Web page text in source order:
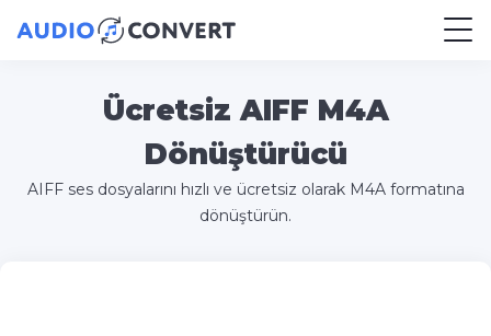
Ücretsiz AIFF M4A
Dönüştürücü
AIFF ses dosyalarını hızlı ve ücretsiz olarak M4A formatına
dönüştürün.